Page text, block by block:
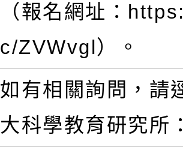
（報名網址：
c/ZVWvgl）。
如有相關詢問，請
大科學教育研究所